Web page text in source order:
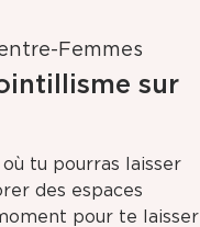
Femmes
sur
tu pourras laisser
des espaces
pour te laisser